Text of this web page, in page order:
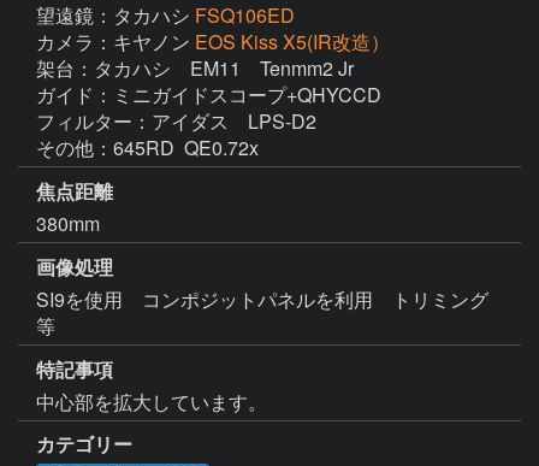
望遠鏡：タカハシ FSQ106ED
カメラ：キヤノン EOS Kiss X5(IR改造）
架台：タカハシ　EM11　Tenmm2 Jr
ガイド：ミニガイドスコープ+QHYCCD
フィルター：アイダス　LPS-D2
その他：645RD  QE0.72x
焦点距離
380mm
画像処理
SI9を使用　コンポジットパネルを利用　トリミング
等
特記事項
中心部を拡大しています。
カテゴリー